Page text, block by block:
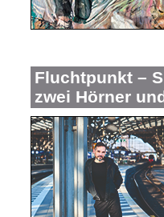
Fluchtpunkt –
zwei Hörner